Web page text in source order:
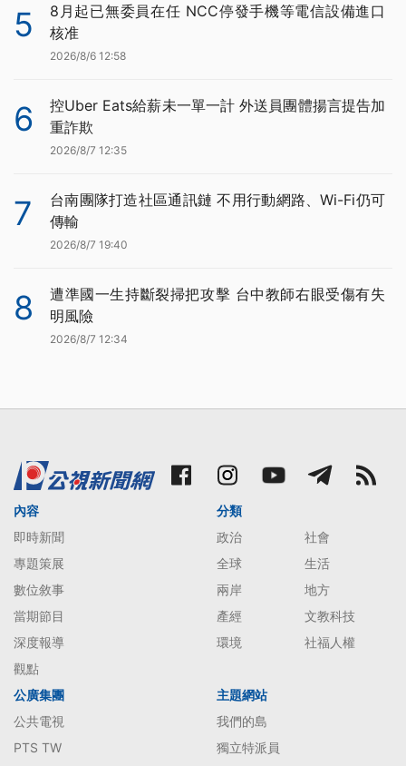
5
8月起已無委員在任 NCC停發手機等電信設備進口
核准
2026/8/6 12:58
6
控Uber Eats給薪未一單一計 外送員團體揚言提告加
重詐欺
2026/8/7 12:35
7
台南團隊打造社區通訊鏈 不用行動網路、Wi-Fi仍可
傳輸
2026/8/7 19:40
8
遭準國一生持斷裂掃把攻擊 台中教師右眼受傷有失
明風險
2026/8/7 12:34
內容
即時新聞
專題策展
數位敘事
當期節目
深度報導
觀點
分類
政治
社會
全球
生活
兩岸
地方
產經
文教科技
環境
社福人權
公廣集團
公共電視
PTS TW
主題網站
我們的島
獨立特派員